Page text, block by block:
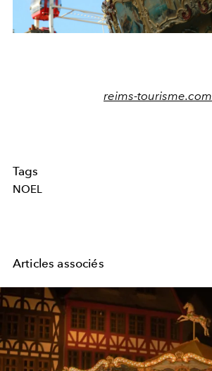
reims-tourisme.com
Tags
NOEL
Articles associés